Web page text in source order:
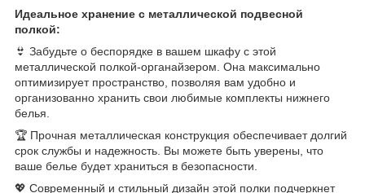
Идеальное хранение с металлической подвесной
полкой:
👙 Забудьте о беспорядке в вашем шкафу с этой
металлической полкой-органайзером. Она максимально
оптимизирует пространство, позволяя вам удобно и
организованно хранить свои любимые комплекты нижнего
белья.
🏆 Прочная металлическая конструкция обеспечивает долгий
срок службы и надежность. Вы можете быть уверены, что
ваше белье будет храниться в безопасности.
💖 Современный и стильный дизайн этой полки подчеркнет